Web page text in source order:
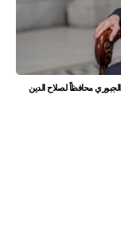
محافظاً لصلاح الدين